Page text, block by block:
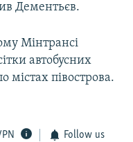
Дементьєв.
Мінтрансі
автобусних
містах півострова.
Follow us